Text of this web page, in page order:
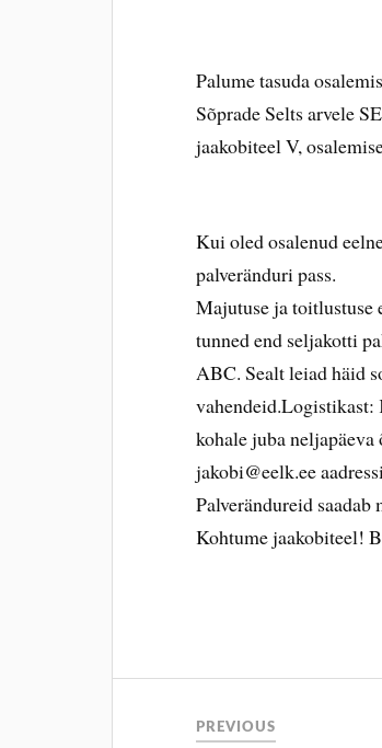
Palume tasuda
Sõprade Selts arvele
jaakobiteel V,
Kui oled osalenud
palveränduri pass.
Majutuse ja toitlustuse
tunned end seljakotti
ABC. Sealt leiad häid
vahendeid.Logistikast:
kohale juba
jakobi@eelk.ee
Palverändureid saadab
Kohtume jaakobiteel!
PREVIOUS